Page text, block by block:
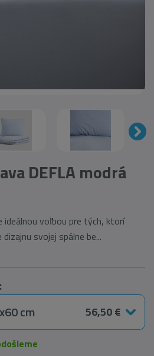
DEFLA modrá
ideálnou voľbou pre tých, ktorí
svojej spálne be...
cm
56,50 €